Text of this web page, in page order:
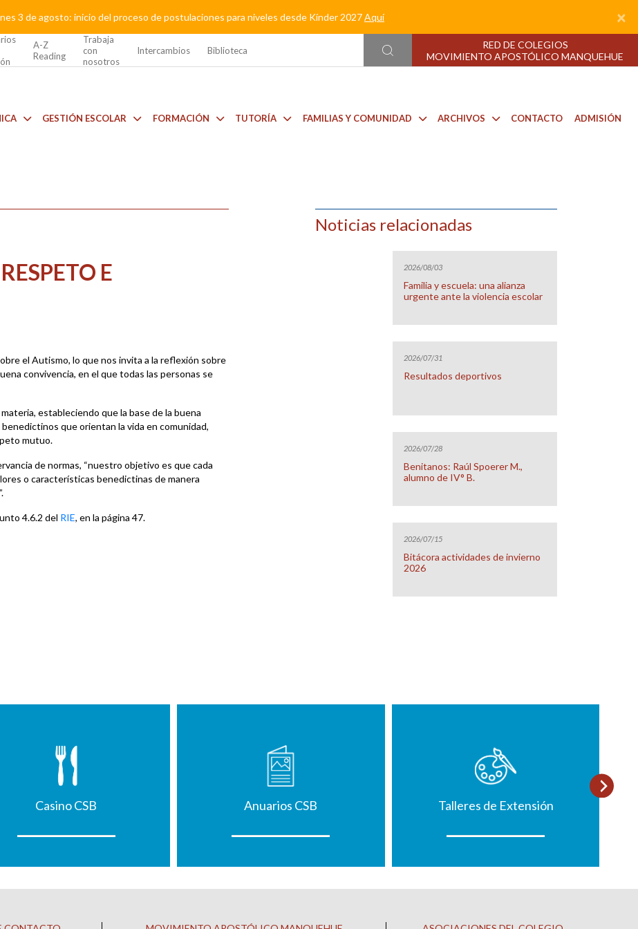
3 de agosto: inicio del proceso de postulaciones para niveles desde Kínder 2027Aquí ×
A-Z
Reading
Trabaja
con
nosotros
Intercambios Biblioteca
RED DE COLEGIOS
MOVIMIENTO APOSTÓLICO MANQUEHUE
GESTIÓN ESCOLAR FORMACIÓN TUTORÍA FAMILIAS Y COMUNIDAD ARCHIVOS CONTACTO ADMISIÓN
E
el Autismo, lo que nos invita a la reflexión sobre
convivencia, en el que todas las personas se
estableciendo que la base de la buena
que orientan la vida en comunidad,
mutuo.
de normas, “nuestro objetivo es que cada
o características benedictinas de manera
4.6.2 del RIE, en la página 47.
Noticias relacionadas
2026/08/03
Familia y escuela: una alianza
urgente ante la violencia escolar
2026/07/31
Resultados deportivos
2026/07/28
Benitanos: Raúl Spoerer M.,
alumno de IV° B.
2026/07/15
Bitácora actividades de invierno
2026
Casino CSB Anuarios CSB Talleres de Extensión